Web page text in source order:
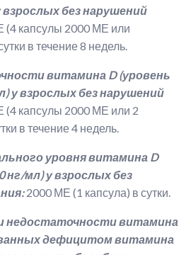
взрослых без нарушений
(4 капсулы 2000 МЕ или
в течение 8 недель.
витамина D(уровень
у взрослых без нарушений
(4 капсулы 2000 МЕ или 2
в течение 4 недель.
уровня витамина D
нг/мл) у взрослых без
2000 МЕ (1 капсула) в сутки.
недостаточности витамина
дефицитом витамина